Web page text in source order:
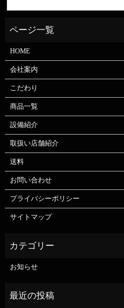
HOME
会社案内
こだわり
商品一覧
設備紹介
取扱い店舗紹介
送料
お問い合わせ
プライバシーポリシー
サイトマップ
お知らせ